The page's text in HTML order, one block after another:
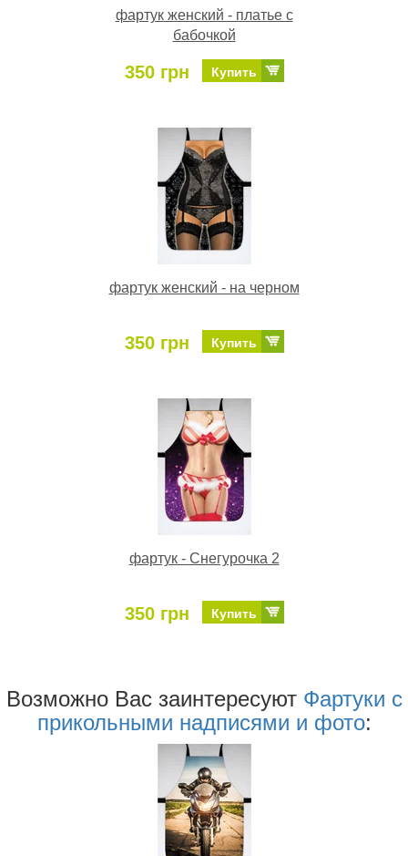
фартук женский - платье с
бабочкой
350 грн Купить
фартук женский - на черном
350 грн Купить
фартук - Снегурочка 2
350 грн Купить
Возможно Ваc заинтересуют Фартуки с
прикольными надписями и фото: